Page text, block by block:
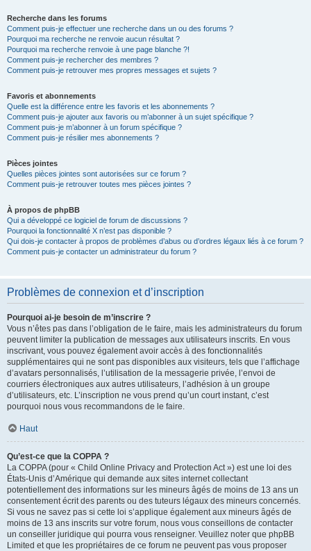
Recherche dans les forums
Comment puis-je effectuer une recherche dans un ou des forums ?
Pourquoi ma recherche ne renvoie aucun résultat ?
Pourquoi ma recherche renvoie à une page blanche ?!
Comment puis-je rechercher des membres ?
Comment puis-je retrouver mes propres messages et sujets ?
Favoris et abonnements
Quelle est la différence entre les favoris et les abonnements ?
Comment puis-je ajouter aux favoris ou m’abonner à un sujet spécifique ?
Comment puis-je m’abonner à un forum spécifique ?
Comment puis-je résilier mes abonnements ?
Pièces jointes
Quelles pièces jointes sont autorisées sur ce forum ?
Comment puis-je retrouver toutes mes pièces jointes ?
À propos de phpBB
Qui a développé ce logiciel de forum de discussions ?
Pourquoi la fonctionnalité X n’est pas disponible ?
Qui dois-je contacter à propos de problèmes d’abus ou d’ordres légaux liés à ce forum ?
Comment puis-je contacter un administrateur du forum ?
Problèmes de connexion et d’inscription
Pourquoi ai-je besoin de m’inscrire ?
Vous n’êtes pas dans l’obligation de le faire, mais les administrateurs du forum
peuvent limiter la publication de messages aux utilisateurs inscrits. En vous
inscrivant, vous pouvez également avoir accès à des fonctionnalités
supplémentaires qui ne sont pas disponibles aux visiteurs, tels que l’affichage
d’avatars personnalisés, l’utilisation de la messagerie privée, l’envoi de
courriers électroniques aux autres utilisateurs, l’adhésion à un groupe
d’utilisateurs, etc. L’inscription ne vous prend qu’un court instant, c’est
pourquoi nous vous recommandons de le faire.
Haut
Qu’est-ce que la COPPA ?
La COPPA (pour « Child Online Privacy and Protection Act ») est une loi des
États-Unis d’Amérique qui demande aux sites internet collectant
potentiellement des informations sur les mineurs âgés de moins de 13 ans un
consentement écrit des parents ou des tuteurs légaux des mineurs concernés.
Si vous ne savez pas si cette loi s’applique également aux mineurs âgés de
moins de 13 ans inscrits sur votre forum, nous vous conseillons de contacter
un conseiller juridique qui pourra vous renseigner. Veuillez noter que phpBB
Limited et que les propriétaires de ce forum ne peuvent pas vous proposer